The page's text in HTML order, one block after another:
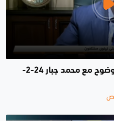
#حلقة جديدة من برنامج #بوضوح مع محمد جبار 24-2-